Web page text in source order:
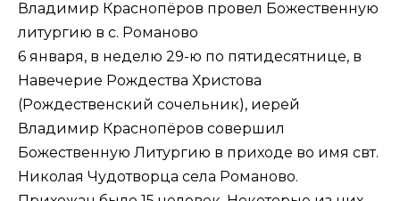
Владимир Краснопёров провел Божественную
литургию в с. Романово
6 января, в неделю 29-ю по пятидесятнице, в
Навечерие Рождества Христова
(Рождественский сочельник), иерей
Владимир Краснопёров совершил
Божественную Литургию в приходе во имя свт.
Николая Чудотворца села Романово.